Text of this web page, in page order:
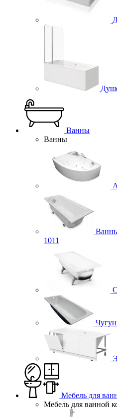
Ванны
Ванны
1011
Мебель для
Мебель для ванной